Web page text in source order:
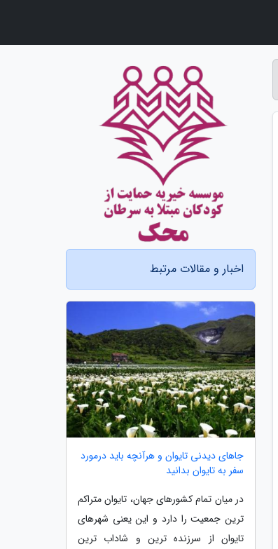
اخبار و مقالات مرتبط
جاهای دیدنی تایوان و هرآنچه باید درمورد
سفر به تایوان بدانید
در میان تمام کشورهای جهان، تایوان متراکم
ترین جمعیت را دارد و این یعنی شهرهای
تایوان از سرزنده ترین و شاداب ترین